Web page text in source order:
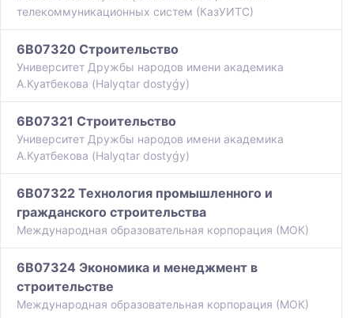
телекоммуникационных систем (КазУИТС)
6B07320 Строительство
Университет Дружбы народов имени академика
А.Куатбекова (Halyqtar dostyǵy)
6B07321 Строительство
Университет Дружбы народов имени академика
А.Куатбекова (Halyqtar dostyǵy)
6B07322 Технология промышленного и
гражданского строительства
Международная образовательная корпорация (МОК)
6B07324 Экономика и менеджмент в
строительстве
Международная образовательная корпорация (МОК)